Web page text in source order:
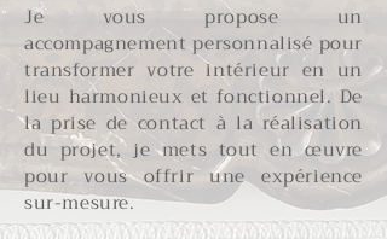
Je vous propose un
accompagnement personnalisé pour
transformer votre intérieur en un
lieu harmonieux et fonctionnel. De
la prise de contact à la réalisation
du projet, je mets tout en œuvre
pour vous offrir une expérience
sur-mesure.